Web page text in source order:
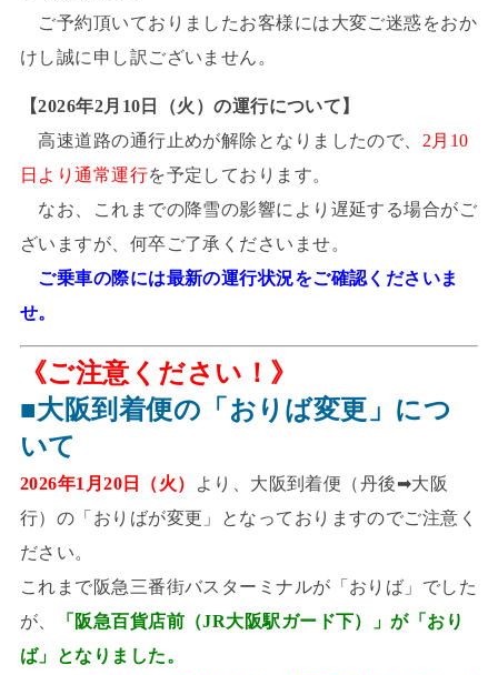
ご予約頂いておりましたお客様には大変ご迷惑をおか
けし誠に申し訳ございません。
【2026年2月10日（火）の運行について】
高速道路の通行止めが解除となりましたので、 2月10
日より通常運行を予定しております。
なお、これまでの降雪の影響により遅延する場合がご
ざいますが、何卒ご了承くださいませ。
ご乗車の際には最新の運行状況をご確認くださいま
せ。
《ご注意ください！》
■大阪到着便の「おりば変更」につ
いて
2026年1月20日（火）
より、大阪到着便（丹後➡大阪
行）の「おりばが変更」となっておりますのでご注意く
ださい。
これまで阪急三番街バスターミナルが「おりば」でした
が、
「阪急百貨店前（JR大阪駅ガード下）」が「おり
ば」となりました。